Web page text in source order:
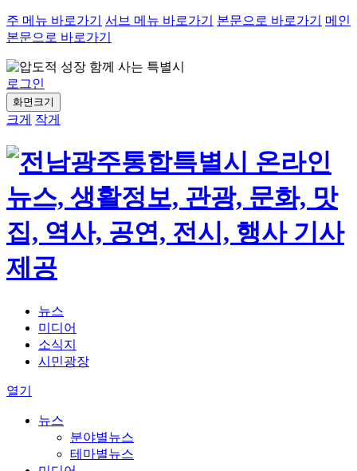
주 메뉴 바로가기 서브 메뉴 바로가기 본문으로 바로가기
메인
본문으로 바로가기
로그인
화면크기
크게 작게
뉴스
미디어
소식지
시민광장
열기
뉴스
분야별뉴스
테마별뉴스